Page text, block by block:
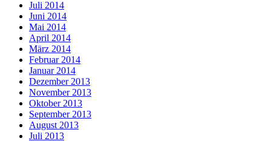
Juli 2014
Juni 2014
Mai 2014
April 2014
März 2014
Februar 2014
Januar 2014
Dezember 2013
November 2013
Oktober 2013
September 2013
August 2013
Juli 2013